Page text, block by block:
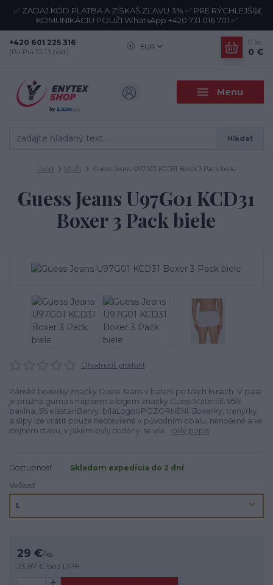
✅ ZADAJ KÓD PLATBA A ZÍSKAŠ ZĽAVU 3% ✅ PRE RÝCHLEJŠIU
KOMUNIKÁCIU POUŽI WhatsApp +420 731 016 701 ✅
Menu
EUR
Hľadať
+420 601 225 316
(Po-Pia 10-13 hod.)
0 ks
0 €
Úvod MUŽI Guess Jeans U97G01 KCD31 Boxer 3 Pack biele
Guess Jeans U97G01 KCD31
Boxer 3 Pack biele
Ohodnotiť produkt
Pánské boxerky značky Guess Jeans v balení po třech kusech. V pase
je pružná guma s nápisem a logem značky Guess.Materiál: 95%
bavlna, 5% elastanBarvy: bíláLogoUPOZORNĚNÍ: Boxerky, trenýrky
a slipy lze vrátit pouze neotevřené v původním obalu, nenošené a ve
stejném stavu, v jakém byly dodány, se vše... celý popis
Dostupnosť
Skladom expedícia do 2 dní
Veľkosť
29 €/ks
23,97 € bez DPH